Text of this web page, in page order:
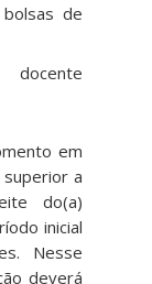
de
em
a
do(a)
inicial
Nesse
deverá